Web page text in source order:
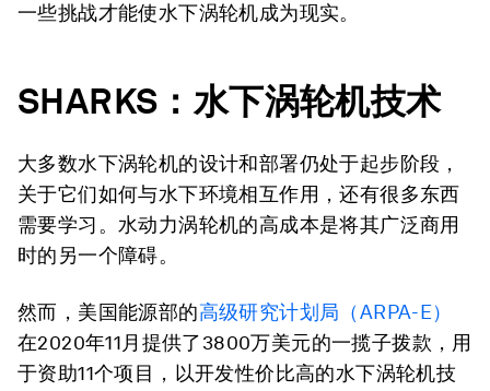
一些挑战才能使水下涡轮机成为现实。
SHARKS ：水下涡轮机技术
大多数水下涡轮机的设计和部署仍处于起步阶段，
关于它们如何与水下环境相互作用，还有很多东西
需要学习。水动力涡轮机的高成本是将其广泛商用
时的另一个障碍。
然而，美国能源部的高级研究计划局（ARPA-E）
在2020年11月提供了3800万美元的一揽子拨款，用
于资助11个项目，以开发性价比高的水下涡轮机技